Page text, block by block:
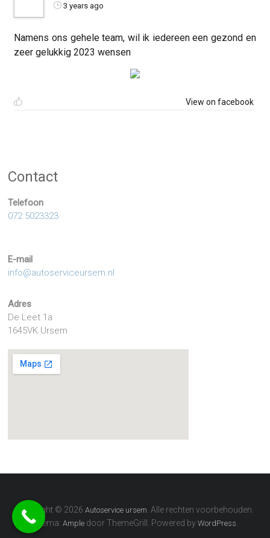
3 years ago
Namens ons gehele team, wil ik iedereen een gezond en
zeer gelukkig 2023 wensen
View on facebook
Contact
Telefoon
072 5023323
E-mail
info@autoserviceursem.nl
Adres
De Leet 1a
1645VK Ursem
Copyright © 2026 Autoservice ursem . Alle rechten voorbehouden.
Thema: Ampledoor ThemeGrill. Powered by WordPress